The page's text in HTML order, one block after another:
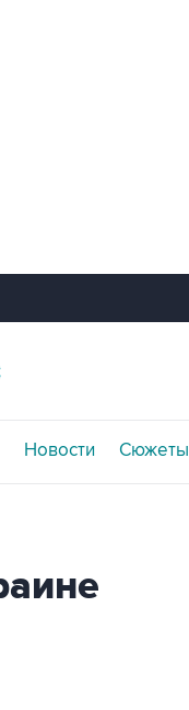
Новости Сюжеты